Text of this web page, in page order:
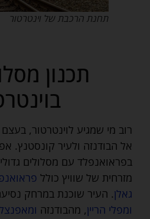
תחנת הרכבת של וינטרטור
תכנון
רוב מי שמגיע לוינטרטור, בעצם
אל הבודנזה ולעיר קונסטנץ.
בפראואנפלד עם מסלולים
מזרחית של שוויץ כולל
גאלן. העיר שוכנת במרחק
ומפלי הריין, מהבודנזהומאפנצל.